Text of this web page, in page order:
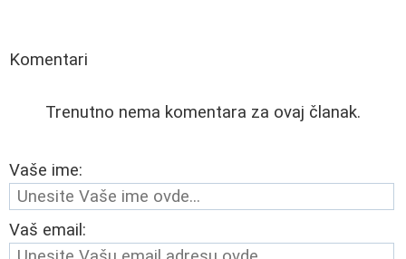
Komentari
Trenutno nema komentara za ovaj članak.
Vaše ime:
Vaš email: